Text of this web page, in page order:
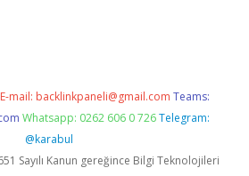
E-mail: backlinkpaneli@gmail.com Teams:
Whatsapp: 0262 606 0 726 Telegram:
@karabul
Sayılı Kanun gereğince Bilgi Teknolojileri